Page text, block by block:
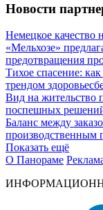
Новости
Немецкое качество
«Мельхозе»
предотвращения
Тихое спасение:
трендом
Вид на жительство
поспешных
Баланс между
производственным
Показать ещё
О Панораме